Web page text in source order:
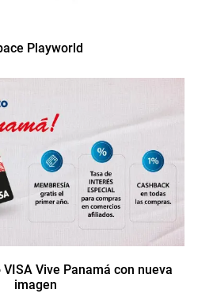
Playworld
Vive Panamá con nueva
imagen